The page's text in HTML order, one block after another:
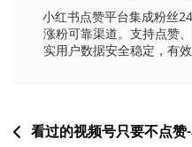
小红书点赞平台集成粉丝
涨粉可靠渠道。支持点赞
实用户数据安全稳定，有
文看过的视频号只要不点